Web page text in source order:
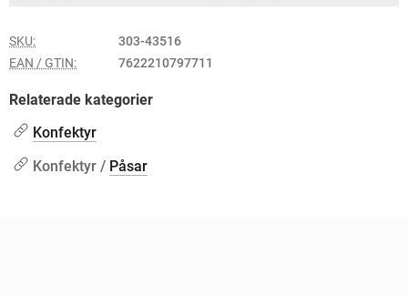
SKU:
303-43516
EAN / GTIN:
7622210797711
Relaterade kategorier
Konfektyr
Konfektyr / Påsar